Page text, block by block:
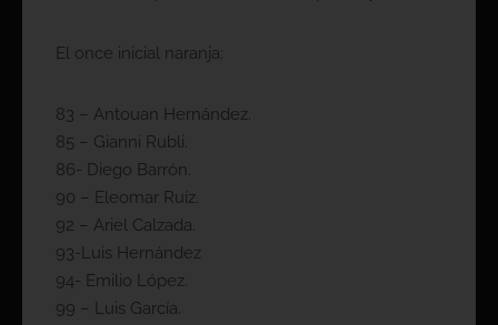
El once inicial naranja:
83 – Antouan Hernández.
85 – Gianni Rubli.
86- Diego Barrón.
90 – Eleomar Ruíz.
92 – Ariel Calzada.
93-Luis Hernández
94- Emilio López.
99 – Luis García.